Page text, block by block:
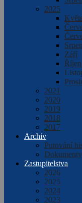
2025
Srpen
Září
Říjen
2021
2020
2019
2018
2017
Archiv
Putování
Dokumenty
Zastupitelstva
2026
2025
2024
2023